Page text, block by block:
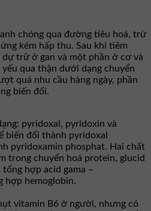
chóng qua đường tiêu hoá, trừ
kém hấp thu. Sau khi tiêm
trữ ở gan và một phần ở cơ và
qua thận dưới dạng chuyển
quá nhu cầu hàng ngày, phần
biến đổi.
pyridoxal, pyridoxin và
biến đổi thành pyridoxal
pyridoxamin phosphat. Hai chất
trong chuyển hoá protein, glucid
hợp acid gama –
hợp hemoglobin.
vitamin B6 ở người, nhưng có